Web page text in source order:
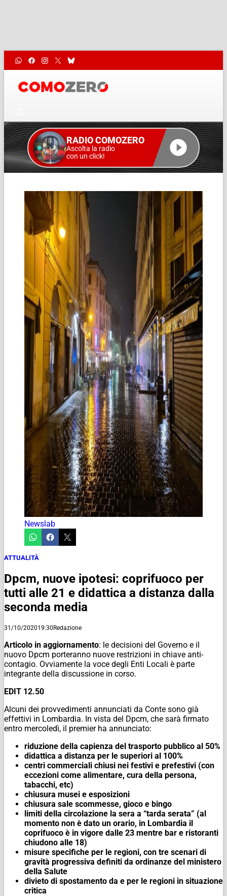
RADIO COMOZERO
Ascolta la radio
con un click!
Newslab
ATTUALITÀ
Dpcm, nuove ipotesi: coprifuoco per
tutti alle 21 e didattica a distanza dalla
seconda media
31/10/202019:30Redazione
Articolo in aggiornamento: le decisioni del Governo e il
nuovo Dpcm porteranno nuove restrizioni in chiave anti-
contagio. Ovviamente la voce degli Enti Locali è parte
integrante della discussione in corso.
EDIT 12.50
Alcuni dei provvedimenti annunciati da Conte sono già
effettivi in Lombardia. In vista del Dpcm, che sarà firmato
entro mercoledì, il premier ha annunciato:
riduzione della capienza del trasporto pubblico al 50%
didattica a distanza per le superiori al 100%
centri commerciali chiusi nei festivi e prefestivi (con
eccezioni come alimentare, cura della persona,
tabacchi, etc)
chiusura musei e esposizioni
chiusura sale scommesse, gioco e bingo
limiti della circolazione la sera a “tarda serata” (al
momento non è dato un orario, in Lombardia il
coprifuoco è in vigore dalle 23 mentre bar e ristoranti
chiudono alle 18)
misure specifiche per le regioni, con tre scenari di
gravità progressiva definiti da ordinanze del ministero
della Salute
divieto di spostamento da e per le regioni in situazione
critica